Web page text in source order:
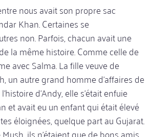
nous avait son propre sac
Khan. Certaines se
non. Parfois, chacun avait une
la même histoire. Comme celle de
avec Salma. La fille veuve de
un autre grand homme d'affaires de
d'Andy, elle s'était enfuie
et avait eu un enfant qui était élevé
éloignées, quelque part au Gujarat.